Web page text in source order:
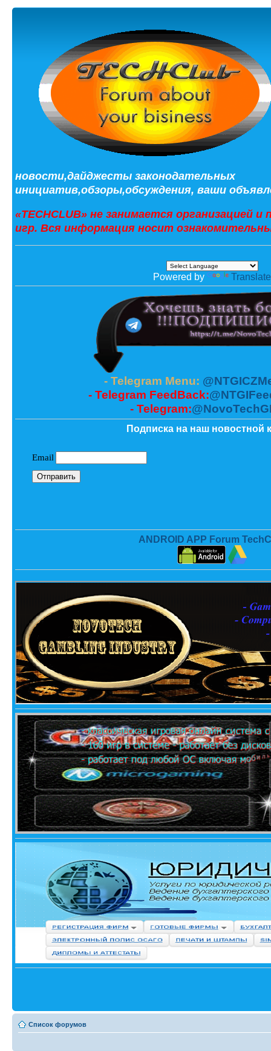
новости,дайджесты законодательных
инициатив,обзоры,обсуждения, ваши
«TECHCLUB» не занимается организацией
игр. Вся информация носит
Powered by Translate
- Telegram Menu:
- Telegram FeedBack:
- Telegram:
Подписка на наш новостной
ANDROID APP Forum
Список форумов